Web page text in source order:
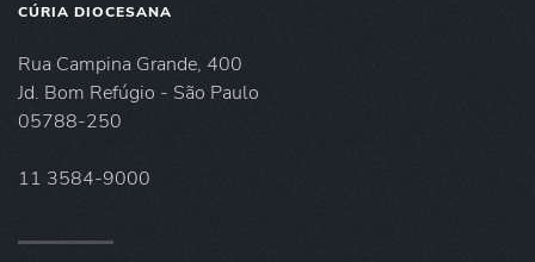
CÚRIA DIOCESANA
Rua Campina Grande, 400
Jd. Bom Refúgio - São Paulo
05788-250
11 3584-9000